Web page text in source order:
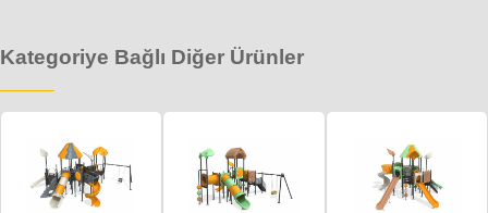
Kategoriye Bağlı Diğer Ürünler